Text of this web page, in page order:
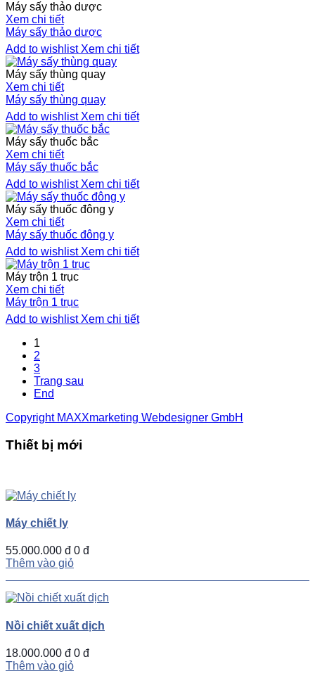
Máy sấy thảo dược
Xem chi tiết
Máy sấy thảo dược
Add to wishlist Xem chi tiết
Máy sấy thùng quay
Xem chi tiết
Máy sấy thùng quay
Add to wishlist Xem chi tiết
Máy sấy thuốc bắc
Xem chi tiết
Máy sấy thuốc bắc
Add to wishlist Xem chi tiết
Máy sấy thuốc đông y
Xem chi tiết
Máy sấy thuốc đông y
Add to wishlist Xem chi tiết
Máy trộn 1 trục
Xem chi tiết
Máy trộn 1 trục
Add to wishlist Xem chi tiết
1
2
3
Trang sau
End
Copyright MAXXmarketing Webdesigner GmbH
Thiết bị mới
Máy chiết ly
55.000.000 đ 0 đ
Thêm vào giỏ
Nồi chiết xuất dịch
18.000.000 đ 0 đ
Thêm vào giỏ